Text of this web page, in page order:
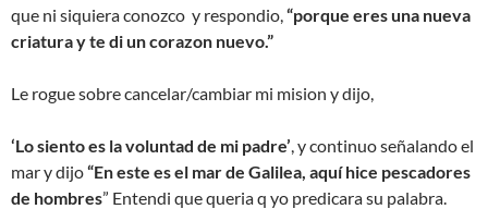
que ni siquiera conozco y respondio, “porque eres una nueva
criatura y te di un corazon nuevo.”
Le rogue sobre cancelar/cambiar mi mision y dijo,
‘Lo siento es la voluntad de mi padre’ , y continuo señalando el
mar y dijo“En este es el mar de Galilea, aquí hice pescadores
de hombres” Entendi que queria q yo predicara su palabra.